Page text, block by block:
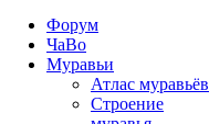
Форум
ЧаВо
Муравьи
Атлас муравьёв
Строение